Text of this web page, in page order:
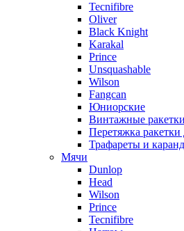
Tecnifibre
Oliver
Black Knight
Karakal
Prince
Unsquashable
Wilson
Fangcan
Юниорские
Винтажные ракетки
Перетяжка ракетки
Трафареты и
Мячи
Dunlop
Head
Wilson
Prince
Tecnifibre